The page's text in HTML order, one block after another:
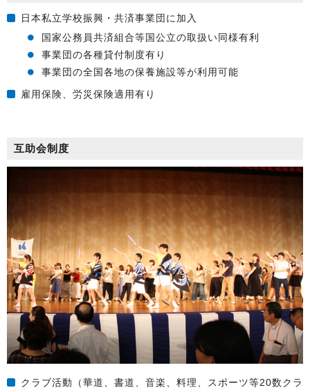
日本私立学校振興・共済事業団に加入
国家公務員共済組合等国公立の取扱い同様有利
事業団の各種貸付制度有り
事業団の全国各地の保養施設等が利用可能
雇用保険、労災保険適用有り
互助会制度
クラブ活動（華道、書道、音楽、料理、スポーツ等20数クラ